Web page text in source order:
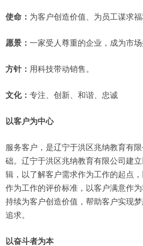
使命： 为客户创造价值、为员工谋求福
愿景：一家受人尊重的企业，成为市场
方针： 用科技带动销售。
文化：专注、创新、和谐、忠诚
以客户为中心
服务客户，是辽宁于洪区兆纳教育有
础。辽宁于洪区兆纳教育有限公司建
辑，以了解客户需求作为工作的起点
作为工作的评价标准，以客户满意作
持续为客户创造价值，帮助客户实现
追求。
以奋斗者为本